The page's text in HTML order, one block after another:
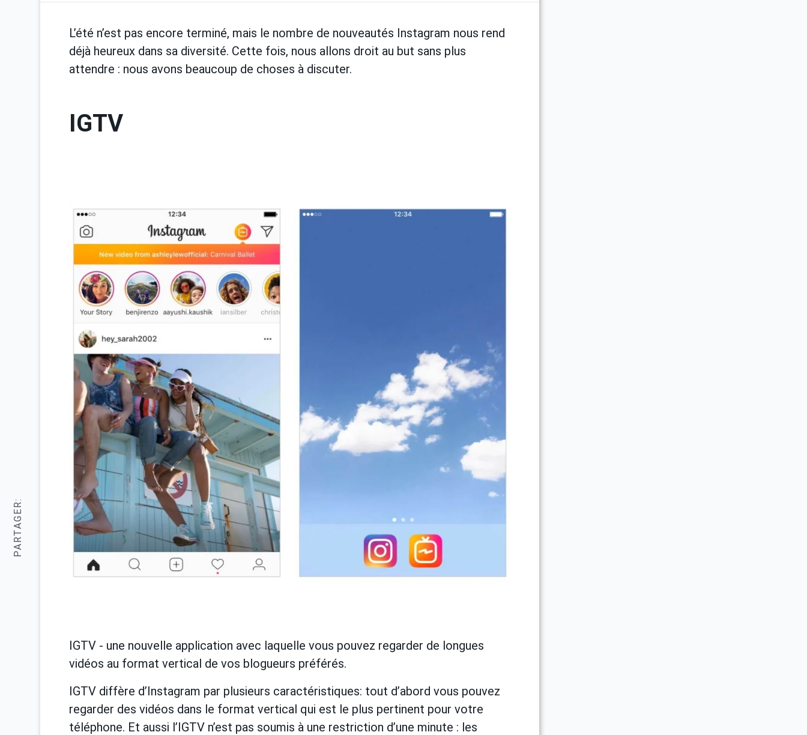
PARTAGER:
L’été n’est pas encore terminé, mais le nombre de nouveautés Instagram nous rend
déjà heureux dans sa diversité. Cette fois, nous allons droit au but sans plus
attendre : nous avons beaucoup de choses à discuter.
IGTV
IGTV - une nouvelle application avec laquelle vous pouvez regarder de longues
vidéos au format vertical de vos blogueurs préférés.
IGTV diffère d’Instagram par plusieurs caractéristiques: tout d’abord vous pouvez
regarder des vidéos dans le format vertical qui est le plus pertinent pour votre
téléphone. Et aussi l’IGTV n’est pas soumis à une restriction d’une minute : les